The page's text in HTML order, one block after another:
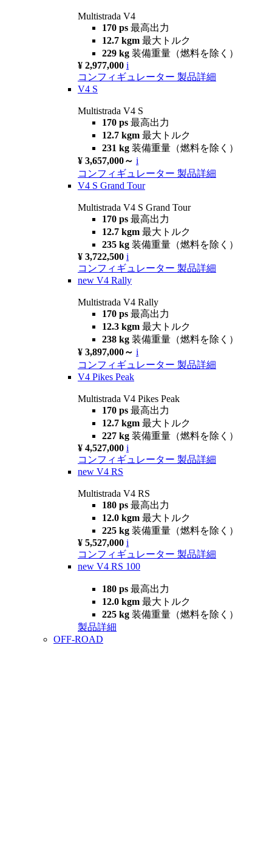
Multistrada V4
170 ps 最高出力
12.7 kgm 最大トルク
229 kg 装備重量（燃料を除く）
¥ 2,977,000 i
コンフィギュレーター 製品詳細
V4 S
Multistrada V4 S
170 ps 最高出力
12.7 kgm 最大トルク
231 kg 装備重量（燃料を除く）
¥ 3,657,000～ i
コンフィギュレーター 製品詳細
V4 S Grand Tour
Multistrada V4 S Grand Tour
170 ps 最高出力
12.7 kgm 最大トルク
235 kg 装備重量（燃料を除く）
¥ 3,722,500 i
コンフィギュレーター 製品詳細
new V4 Rally
Multistrada V4 Rally
170 ps 最高出力
12.3 kgm 最大トルク
238 kg 装備重量（燃料を除く）
¥ 3,897,000～ i
コンフィギュレーター 製品詳細
V4 Pikes Peak
Multistrada V4 Pikes Peak
170 ps 最高出力
12.7 kgm 最大トルク
227 kg 装備重量（燃料を除く）
¥ 4,527,000 i
コンフィギュレーター 製品詳細
new V4 RS
Multistrada V4 RS
180 ps 最高出力
12.0 kgm 最大トルク
225 kg 装備重量（燃料を除く）
¥ 5,527,000 i
コンフィギュレーター 製品詳細
new V4 RS 100
180 ps 最高出力
12.0 kgm 最大トルク
225 kg 装備重量（燃料を除く）
製品詳細
OFF-ROAD